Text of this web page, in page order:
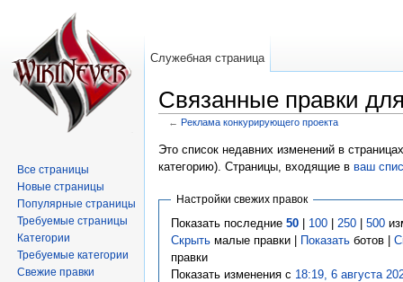
Связанные правки
← Реклама конкурирующего проекта
Это список недавних изменений в
категорию). Страницы, входящие в ваш
Настройки свежих правок
Показать последние 50| 100| 250| 500
Скрытьмалые правки | Показатьботов |
правки
Показать изменения с 18:19, 6 августа
Служебная страница
Все страницы
Новые страницы
Популярные страницы
Требуемые страницы
Категории
Требуемые категории
Свежие правки